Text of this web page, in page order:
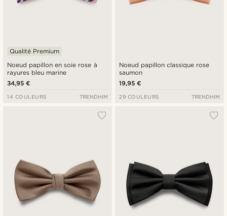
Noeud papillon en soie rose à
rayures bleu marine
Qualité Premium
34,95 €
14 COULEURS TRENDHIM
Noeud papillon classique rose
saumon
19,95 €
29 COULEURS TRENDHIM